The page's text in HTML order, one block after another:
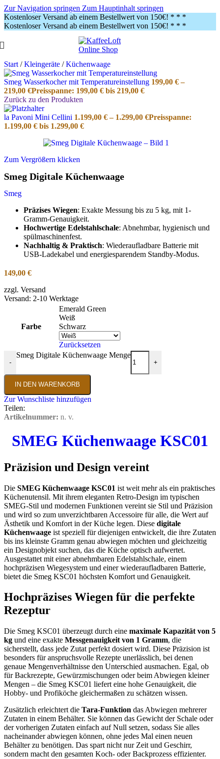
Zur Navigation springen Zum Hauptinhalt springen
Kostenloser Versand ab einem Bestellwert von 150€! * * *
Kostenloser Versand ab einem Bestellwert von 150€! * * *
Start / Kleingeräte / Küchenwaage
Smeg Wasserkocher mit Temperatureinstellung 199,00 € –
219,00 €Preisspanne: 199,00 € bis 219,00 €
Zurück zu den Produkten
la Pavoni Mini Cellini 1.199,00 € – 1.299,00 €Preisspanne:
1.199,00 € bis 1.299,00 €
Zum Vergrößern klicken
Smeg Digitale Küchenwaage
Smeg
Präzises Wiegen: Exakte Messung bis zu 5 kg, mit 1-
Gramm-Genauigkeit.
Hochwertige Edelstahlschale: Abnehmbar, hygienisch und
spülmaschinenfest.
Nachhaltig & Praktisch: Wiederaufladbare Batterie mit
USB-Ladekabel und energiesparendem Standby-Modus.
149,00 €
zzgl. Versand
Versand: 2-10 Werktage
Farbe
Emerald Green
Weiß
Schwarz
Zurücksetzen
-
Smeg Digitale Küchenwaage Menge
+
IN DEN WARENKORB
Zur Wunschliste hinzufügen
Teilen:
Artikelnummer: n. v.
SMEG Küchenwaage KSC01
Präzision und Design vereint
Die SMEG Küchenwaage KSC01 ist weit mehr als ein praktisches
Küchenutensil. Mit ihrem eleganten Retro-Design im typischen
SMEG-Stil und modernen Funktionen vereint sie Stil und Präzision
und wird so zum unverzichtbaren Accessoire für alle, die Wert auf
Ästhetik und Komfort in der Küche legen. Diese digitale
Küchenwaage ist speziell für diejenigen entwickelt, die ihre Zutaten
bis ins kleinste Gramm genau abwiegen möchten und gleichzeitig
ein Designobjekt suchen, das die Küche optisch aufwertet.
Ausgestattet mit einer abnehmbaren Edelstahlschale, einem
hochpräzisen Wiegesystem und einer wiederaufladbaren Batterie,
bietet die Smeg KSC01 höchsten Komfort und Genauigkeit.
Hochpräzises Wiegen für die perfekte
Rezeptur
Die Smeg KSC01 überzeugt durch eine maximale Kapazität von 5
kg und eine exakte Messgenauigkeit von 1 Gramm, die
sicherstellt, dass jede Zutat perfekt dosiert wird. Diese Präzision ist
besonders für anspruchsvolle Rezepte unerlässlich, bei denen
genaue Mengenverhältnisse den Unterschied ausmachen. Egal, ob
für Backrezepte, Gewürzmischungen oder beim Abwiegen kleiner
Mengen – die Smeg KSC01 liefert eine hohe Genauigkeit, die
Hobby- und Profiköche gleichermaßen zu schätzen wissen.
Zusätzlich erleichtert die Tara-Funktion das Abwiegen mehrerer
Zutaten in einem Behälter. Sie können das Gewicht der Schale oder
der vorherigen Zutaten einfach auf Null setzen, sodass Sie alles
nacheinander abwiegen können, ohne jedes Mal einen neuen
Behälter zu benötigen. Das spart nicht nur Zeit und Geschirr,
sondern macht den gesamten Koch- oder Backprozess effizienter.